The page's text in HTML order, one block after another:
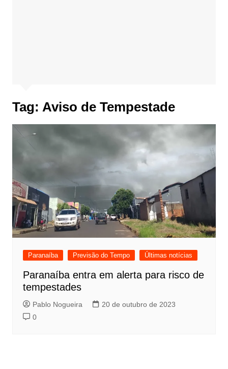
Tag: Aviso de Tempestade
Paranaíba Previsão do Tempo Últimas notícias
Paranaíba entra em alerta para risco de
tempestades
Pablo Nogueira
20 de outubro de 2023
0